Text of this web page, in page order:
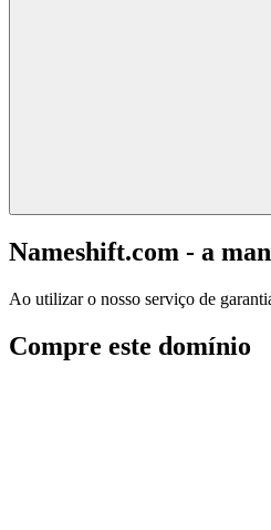
Nameshift.com - a
Ao utilizar o nosso serviço de
Compre este domínio